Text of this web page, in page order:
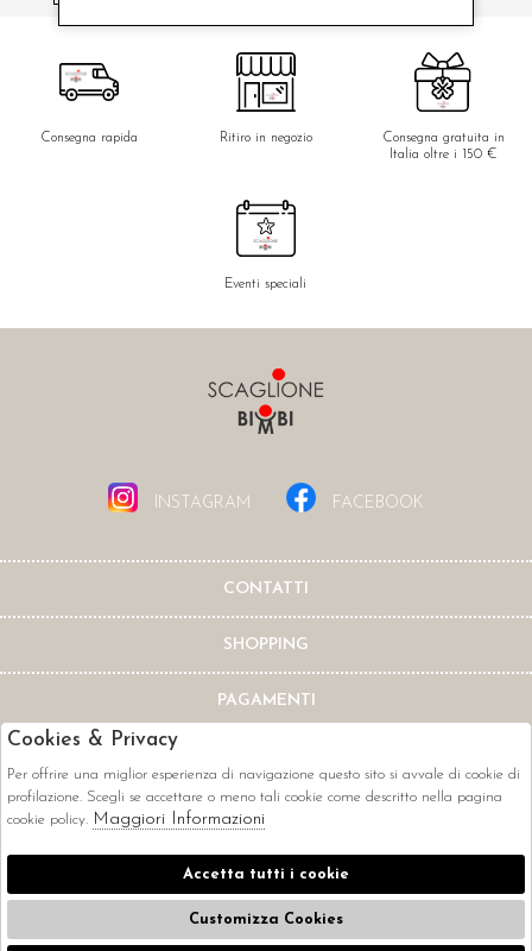
Consegna rapida Ritiro in negozio
Consegna gratuita in
Italia oltre i 150 €
Eventi speciali
INSTAGRAM FACEBOOK
CONTATTI
SHOPPING
PAGAMENTI
CORRIERI
Cookies & Privacy
Per offrire una miglior esperienza di navigazione questo sito si avvale di cookie di
profilazione. Scegli se accettare o meno tali cookie come descritto nella pagina
cookie policy. Maggiori Informazioni
Accetta tutti i cookie
Customizza Cookies